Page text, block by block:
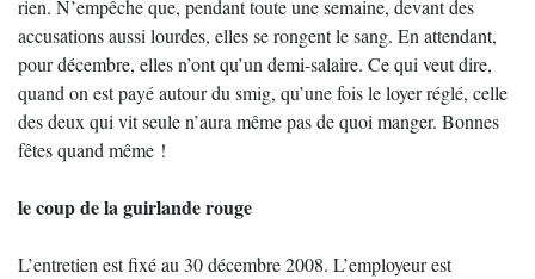
rien. N’empêche que, pendant toute une semaine, devant des
accusations aussi lourdes, elles se rongent le sang. En attendant,
pour décembre, elles n’ont qu’un demi-salaire. Ce qui veut dire,
quand on est payé autour du smig, qu’une fois le loyer réglé, celle
des deux qui vit seule n’aura même pas de quoi manger. Bonnes
fêtes quand même !
le coup de la guirlande rouge
L’entretien est fixé au 30 décembre 2008. L’employeur est